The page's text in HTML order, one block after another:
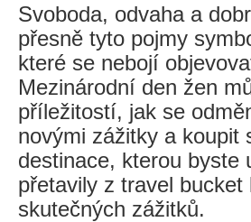
Svoboda, odvaha a
přesně tyto pojmy
které se nebojí
Mezinárodní den žen
příležitostí, jak se
novými zážitky a koupit
destinace, kterou byste
přetavily z travel bucket
skutečných zážitků.